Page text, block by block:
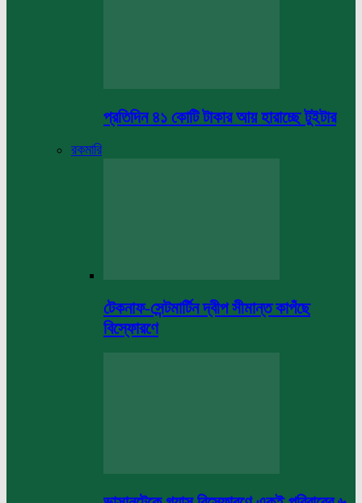
প্রতিদিন ৪১ কোটি টাকার আয় হারাচ্ছে টুইটার
রকমারি
টেকনাফ-সেন্টমার্টিন দ্বীপ সীমান্ত কাপঁছে
বিস্ফোরণে